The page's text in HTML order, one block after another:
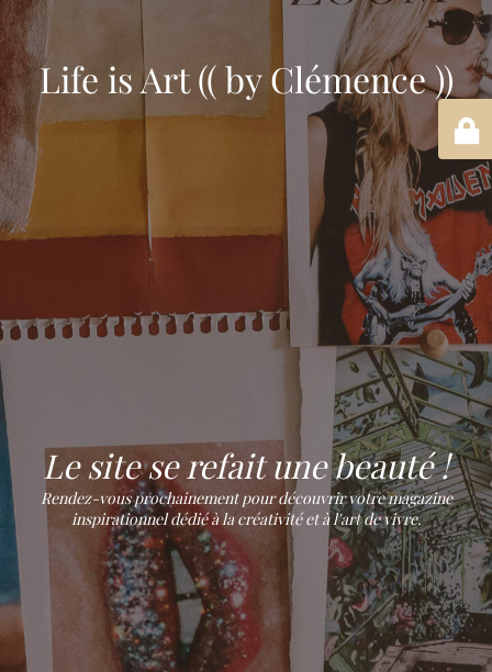
Life is Art (( by Clémence ))
Le site se refait une beauté !
Rendez-vous prochainement pour découvrir votre magazine
inspirationnel dédié à la créativité et à l'art de vivre.